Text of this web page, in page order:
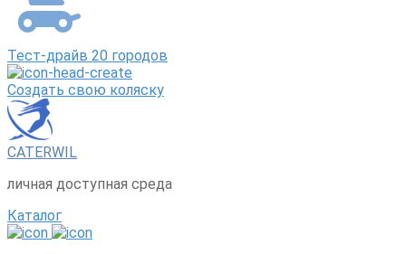
Тест-драйв 20 городов
Создать свою коляску
CATERWIL
личная доступная среда
Каталог